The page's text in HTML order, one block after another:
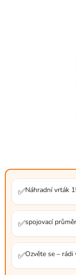
✅Náhradní vrták
✅spojovací
✅Ozvěte se –